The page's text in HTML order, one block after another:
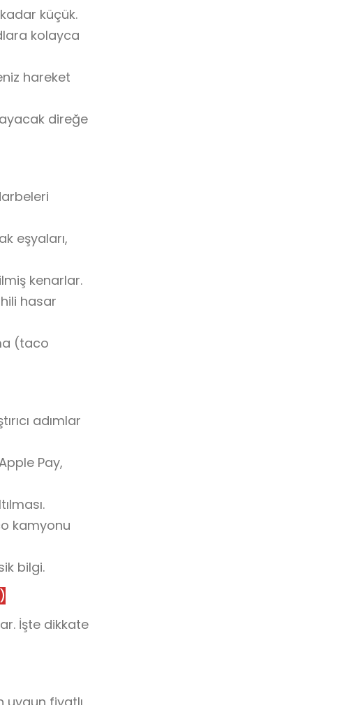
küçük.
kolayca
hareket
direğe
eşyaları,
kenarlar.
hasar
(taco
adımlar
Pay,
kamyonu
bilgi.
İşte dikkate